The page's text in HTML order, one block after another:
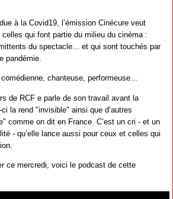
à la Covid19, l’émission Cinécure veut
qui font partie du milieu du cinéma :
du spectacle... et qui sont touchés par
pandémie.
chanteuse, performeuse...
de RCF e parle de son travail avant la
la rend "invisible" ainsi que d’autres
comme on dit en France. C’est un cri - et un
- qu’elle lance aussi pour ceux et celles qui
ce mercredi, voici le podcast de cette